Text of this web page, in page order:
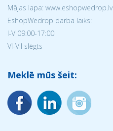
Mājas lapa: www.eshopwedrop.lv
EshopWedrop darba laiks:
I-V 09:00-17:00
VI-VII slēgts
Meklē mūs šeit: